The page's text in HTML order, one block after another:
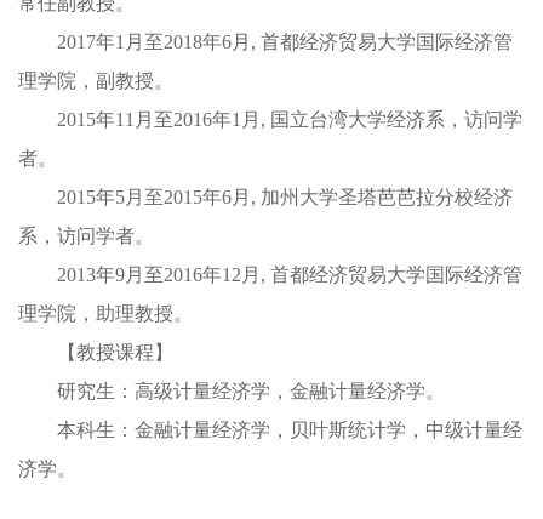
2017年1月至2018年6月, 首都经济贸易大学国际经济管
理学院，副教授。
2015年11月至2016年1月, 国立台湾大学经济系，访问学
者。
2015年5月至2015年6月, 加州大学圣塔芭芭拉分校经济
系，访问学者。
2013年9月至2016年12月, 首都经济贸易大学国际经济管
理学院，助理教授。
【教授课程】
研究生：高级计量经济学，金融计量经济学。
本科生：金融计量经济学，贝叶斯统计学，中级计量经
济学。